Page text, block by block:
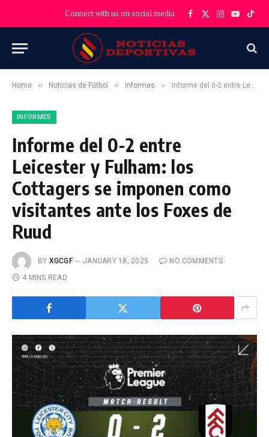
Connect with us on social media Facebook
X
Instagram
YouTube
Home » Noticias de Fútbol » Informes » Informe del 0-2 entre Leicester y Fulham: los Cottagers se imponen como visitantes ante los Foxes de Ruud
INFORMES
Informe del 0-2 entre
Leicester y Fulham: los
Cottagers se imponen como
visitantes ante los Foxes de
Ruud
BY XGCGF JANUARY 18, 2025
NO COMMENTS
4 MINS READ